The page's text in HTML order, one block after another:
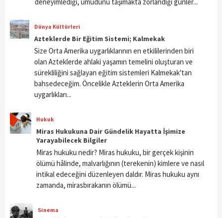
Dünya Kültürleri
Azteklerde Bir Eğitim Sistemi; Kalmekak
Size Orta Amerika uygarlıklarının en etkililerinden biri
olan Azteklerde ahlaki yaşamın temelini oluşturan ve
sürekliliğini sağlayan eğitim sistemleri Kalmekak'tan
bahsedeceğim. Öncelikle Azteklerin Orta Amerika
uygarlıkları...
Hukuk
Miras Hukukuna Dair Gündelik Hayatta İşimize
Yarayabilecek Bilgiler
Miras hukuku nedir? Miras hukuku, bir gerçek kişinin
ölümü hâlinde, malvarlığının (terekenin) kimlere ve nasıl
intikal edeceğini düzenleyen daldır. Miras hukuku aynı
zamanda, mirasbırakanın ölümü...
Sinema